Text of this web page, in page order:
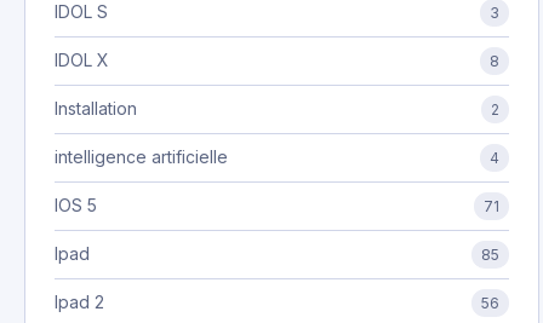
IDOL S 3
IDOL X 8
Installation 2
intelligence artificielle 4
IOS 5 71
Ipad 85
Ipad 2 56